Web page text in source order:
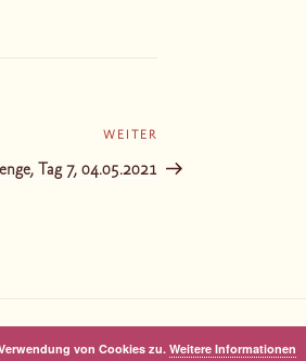
Beitrag
WEITER
Tag 7, 04.05.2021
von Cookies zu.Weitere Informationen